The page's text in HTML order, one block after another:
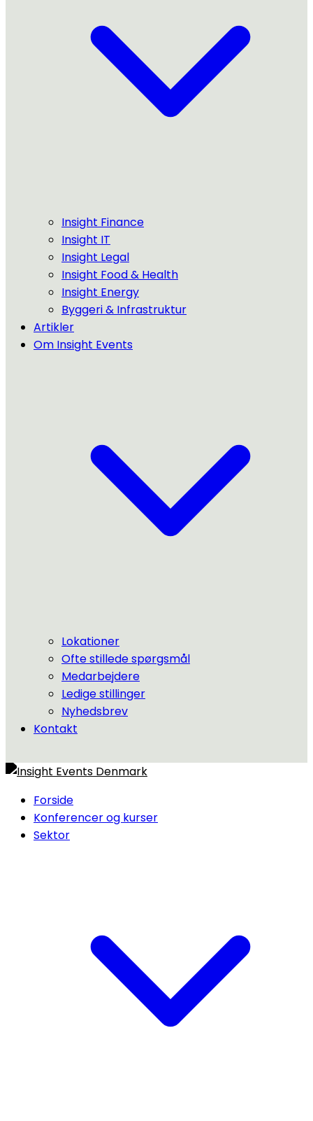
Insight Finance
Insight IT
Insight Legal
Insight Food & Health
Insight Energy
Byggeri & Infrastruktur
Artikler
Om Insight Events
Lokationer
Ofte stillede spørgsmål
Medarbejdere
Ledige stillinger
Nyhedsbrev
Kontakt
Forside
Konferencer og kurser
Sektor